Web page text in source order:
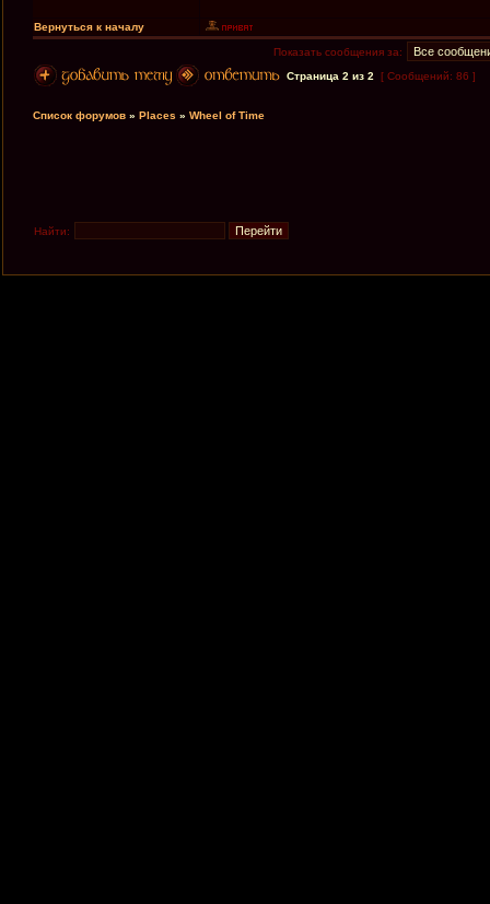
Вернуться к началу
Показать сообщения за:
Страница 2 из 2 [ Сообщений: 86 ]
Список форумов » Places » Wheel of Time
Найти: